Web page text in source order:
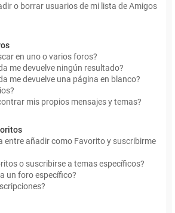
o borrar usuarios de mi lista de Amigos
en uno o varios foros?
me devuelve ningún resultado?
me devuelve una página en blanco?
mis propios mensajes y temas?
entre añadir como Favorito y suscribirme
o suscribirse a temas específicos?
un foro específico?